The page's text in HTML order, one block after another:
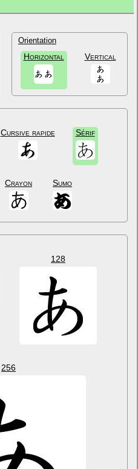
Orientation
Horizontal Vertical
Cursive rapide Sérif
Crayon Sumo
128
256